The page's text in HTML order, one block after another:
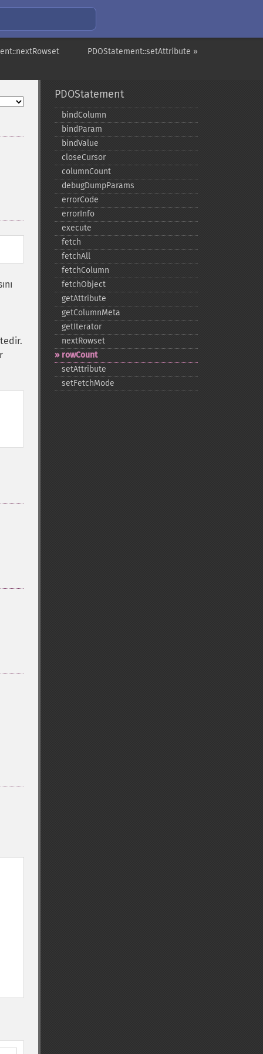
PDOStatement::setAttribute »
PDOStatement
bindColumn
bindParam
bindValue
closeCursor
columnCount
debugDumpParams
errorCode
errorInfo
execute
fetch
fetchAll
fetchColumn
fetchObject
getAttribute
getColumnMeta
getIterator
nextRowset
rowCount
setAttribute
setFetchMode